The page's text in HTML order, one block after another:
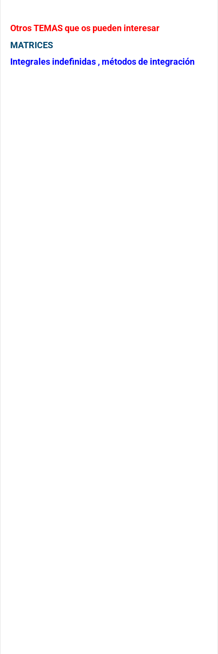
Otros TEMAS que os pueden interesar
MATRICES
Integrales indefinidas , métodos de integración